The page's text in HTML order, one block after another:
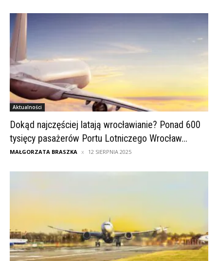
Aktualności
Dokąd najczęściej latają wrocławianie? Ponad 600
tysięcy pasażerów Portu Lotniczego Wrocław...
MAŁGORZATA BRASZKA 12 SIERPNIA 2025